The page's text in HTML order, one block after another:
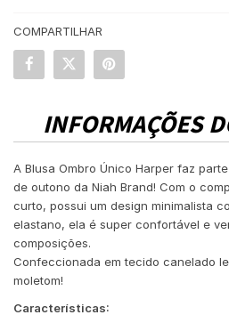
COMPARTILHAR
INFORMAÇÕES
A Blusa Ombro Único Harper faz
de outono da Niah Brand! Com o
curto, possui um design minimalista
elastano, ela é super confortável e
composições.
Confeccionada em tecido canelado
moletom!
Características: